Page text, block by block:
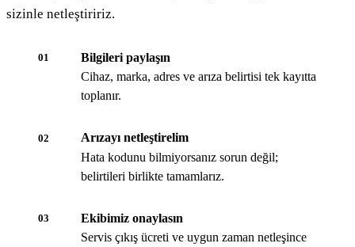
sizinle netleştiririz.
01
Bilgileri paylaşın
Cihaz, marka, adres ve arıza belirtisi tek kayıtta
toplanır.
02
Arızayı netleştirelim
Hata kodunu bilmiyorsanız sorun değil;
belirtileri birlikte tamamlarız.
03
Ekibimiz onaylasın
Servis çıkış ücreti ve uygun zaman netleşince